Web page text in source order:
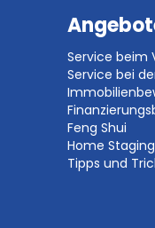
Service beim
Service bei
Feng Shui
Home Staging
Tipps und